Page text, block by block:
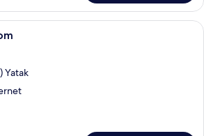
Minibar, odada kasa, masa, güneşlik/
Yatak